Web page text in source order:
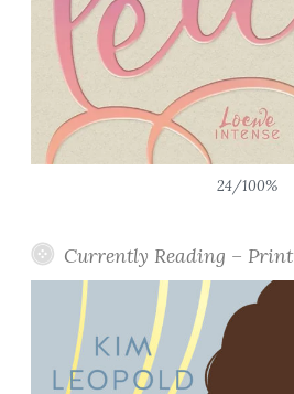
24/100%
Currently Reading – Print